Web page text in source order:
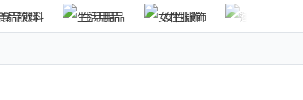
食品飲料 生活用品 女性服飾